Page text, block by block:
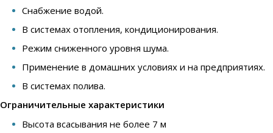
Снабжение водой.
В системах отопления, кондиционирования.
Режим сниженного уровня шума.
Применение в домашних условиях и на предприятиях.
В системах полива.
Ограничительные характеристики
Высота всасывания не более 7 м